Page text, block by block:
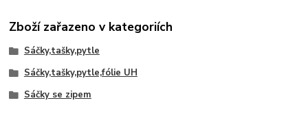
Zboží zařazeno v kategoriích
Sáčky,tašky,pytle
Sáčky,tašky,pytle,fólie UH
Sáčky se zipem